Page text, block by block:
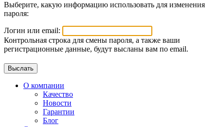
Выберите, какую информацию использовать для изменения
пароля:
Логин или email:
Контрольная строка для смены пароля, а также ваши
регистрационные данные, будут высланы вам по email.
О компании
Качество
Новости
Гарантии
Блог